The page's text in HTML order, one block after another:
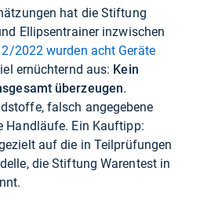
hat die Stiftung
Ellipsentrainer inzwischen
2/2022 wurden acht Geräte
ernüchternd aus: Kein
überzeugen.
falsch angegebene
Handläufe. Ein Kauftipp:
auf die in Teilprüfungen
die Stiftung Warentest in